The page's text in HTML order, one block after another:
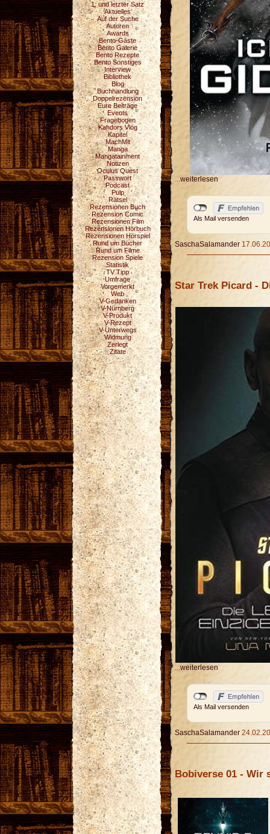
1. und letzter Satz
Aktuelles
Auf der Suche
Autoren
Awards
Bento-Gäste
Bento Galerie
Bento Rezepte
Bento Sonstiges
Interview
Bibliothek
Blog
Buchhandlung
Doppelrezension
Eure Beiträge
Events
Fragebogen
Kahdors Vlog
Kapitel
MachMit
Manga
Mangatainment
Notizen
Oculus Quest
Passwort
Podcast
Pulp
Rätsel
Rezensionen Buch
Rezension Comic
Rezensionen Film
Rezensionen Hörbuch
Rezensionen Hörspiel
Rund um Bücher
Rund um Filme
Rezension Spiele
Statistik
TV Tipp
Umfrage
Vorgemerkt
Web
V-Gedanken
V-Nürnberg
V-Produkt
V-Rezept
V-Unterwegs
Widmung
Zerlegt
Zitate
...weiterlesen
Als Mail versenden
SaschaSalamander
Star Trek Picard -
...weiterlesen
Als Mail versenden
SaschaSalamander
Bobiverse 01 - Wir